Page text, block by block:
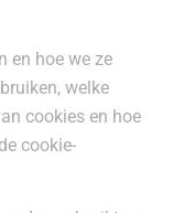
en hoe we ze
welke
cookies en hoe
cookie-